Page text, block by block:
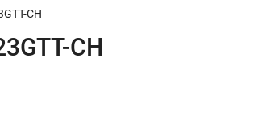
CH
CH